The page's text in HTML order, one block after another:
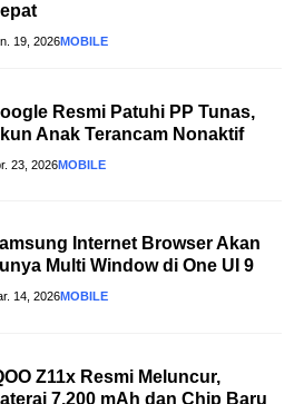
19, 2026MOBILE
Resmi Patuhi PP Tunas,
Anak Terancam Nonaktif
23, 2026MOBILE
Internet Browser Akan
Multi Window di One UI 9
14, 2026MOBILE
Z11x Resmi Meluncur,
7.200 mAh dan Chip Baru